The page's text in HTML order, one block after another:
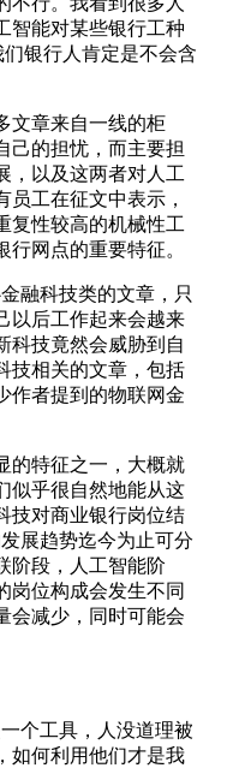
智能对某些银行工种
们银行人肯定是不会含
章来自一线的柜
己的担忧，而主要担
，以及这两者对人工
工在征文中表示，
复性较高的机械性工
网点的重要特征。
融科技类的文章，只
以后工作起来会越来
科技竟然会威胁到自
技相关的文章，包括
作者提到的物联网金
特征之一，大概就
似乎很自然地能从这
技对商业银行岗位结
展趋势迄今为止可分
阶段，人工智能阶
岗位构成会发生不同
会减少，同时可能会
个工具，人没道理被
如何利用他们才是我